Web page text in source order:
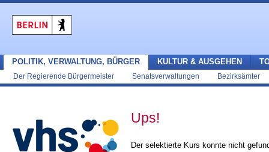
POLITIK, VERWALTUNG, BÜRGER
Der Regierende Bürgermeister Senatsverwaltungen Bezirksämter
KULTUR & AUSGEHEN
Ups!
Der selektierte Kurs konnte nicht